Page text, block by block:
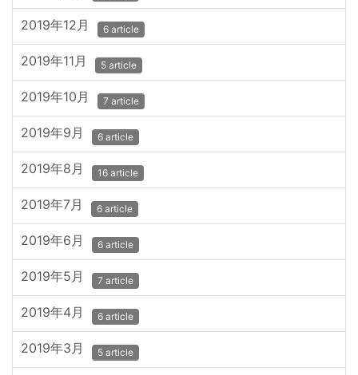
2019年12月 6 article
2019年11月 5 article
2019年10月 7 article
2019年9月 6 article
2019年8月 16 article
2019年7月 6 article
2019年6月 6 article
2019年5月 7 article
2019年4月 6 article
2019年3月 5 article